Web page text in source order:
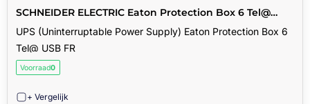
SCHNEIDER ELECTRIC Eaton Protection Box 6 Tel@
UPS (Uninterruptable Power Supply) Eaton Protection Box 6
Tel@ USB FR
Voorraad0
+ Vergelijk